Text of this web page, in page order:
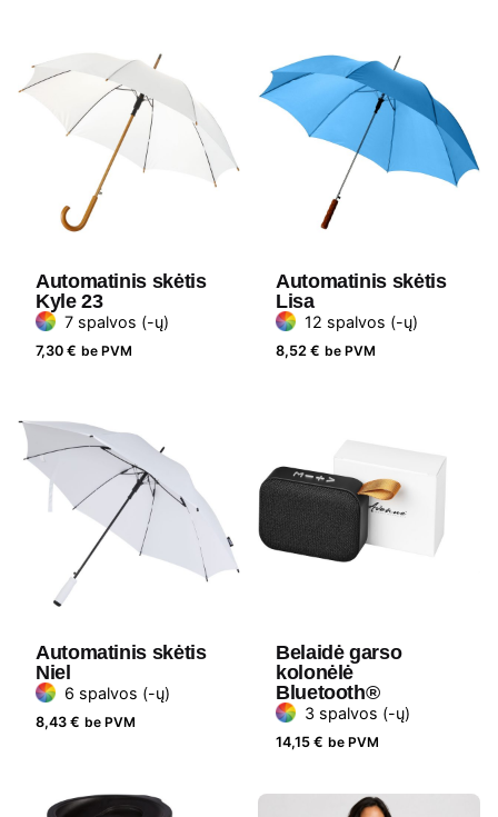
Automatinis skėtis
Kyle 23
7 spalvos (-ų)
7,30 € be PVM
Automatinis skėtis
Lisa
12 spalvos (-ų)
8,52 € be PVM
Automatinis skėtis
Niel
6 spalvos (-ų)
8,43 € be PVM
Belaidė garso
kolonėlė
Bluetooth®
3 spalvos (-ų)
14,15 € be PVM